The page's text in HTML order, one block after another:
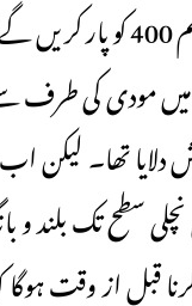
میں مودی کی
تھا۔ لیکن
سطح تک
کرنا قبل از